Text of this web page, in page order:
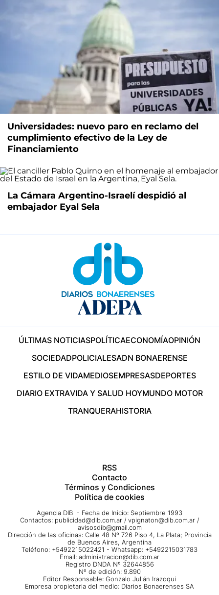
Universidades: nuevo paro en reclamo del
cumplimiento efectivo de la Ley de
Financiamiento
La Cámara Argentino-Israelí despidió al
embajador Eyal Sela
ÚLTIMAS NOTICIASPOLÍTICAECONOMÍAOPINIÓN
SOCIEDADPOLICIALESADN BONAERENSE
ESTILO DE VIDAMEDIOSEMPRESASDEPORTES
DIARIO EXTRAVIDA Y SALUD HOYMUNDO MOTOR
TRANQUERAHISTORIA
RSS
Contacto
Términos y Condiciones
Política de cookies
Agencia DIB - Fecha de Inicio: Septiembre 1993
Contactos: publicidad@dib.com.ar / vpignaton@dib.com.ar /
avisosdib@gmail.com
Dirección de las oficinas: Calle 48 Nº 726 Piso 4, La Plata; Provincia
de Buenos Aires, Argentina
Teléfono: +5492215022421 - Whatsapp: +5492215031783
Email: administracion@dib.com.ar
Registro DNDA Nº 32644856
Nº de edición: 9.890
Editor Responsable: Gonzalo Julián Irazoqui
Empresa propietaria del medio: Diarios Bonaerenses SA